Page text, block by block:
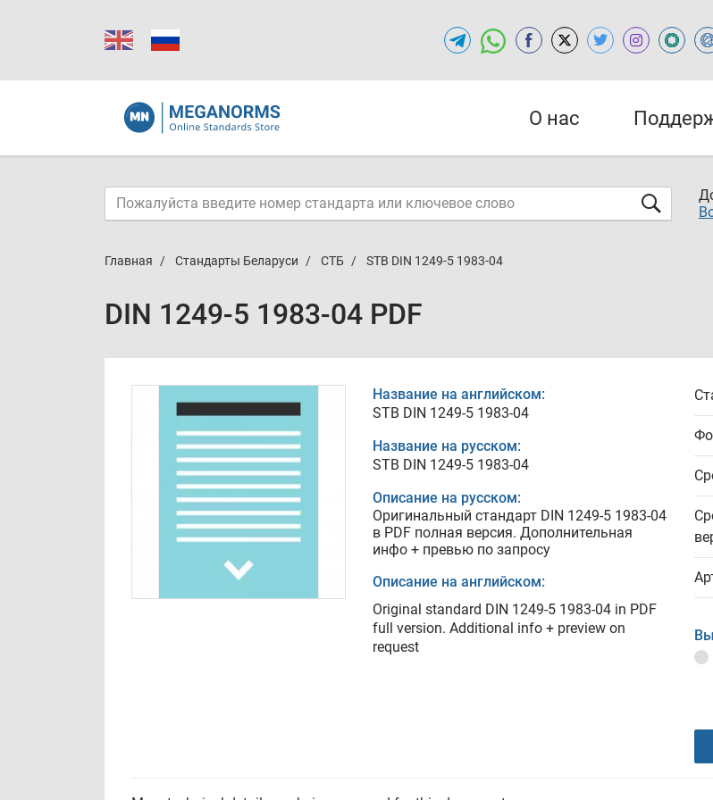
О нас
Главная Стандарты Беларуси СТБ STB DIN 1249-5 1983-04
DIN 1249-5 1983-04 PDF
Название на английском:
STB DIN 1249-5 1983-04
Название на русском:
STB DIN 1249-5 1983-04
Описание на русском:
Оригинальный стандарт DIN 1249-5 1983-04
в PDF полная версия. Дополнительная
инфо + превью по запросу
Описание на английском:
Original standard DIN 1249-5 1983-04 in PDF
full version. Additional info + preview on
request